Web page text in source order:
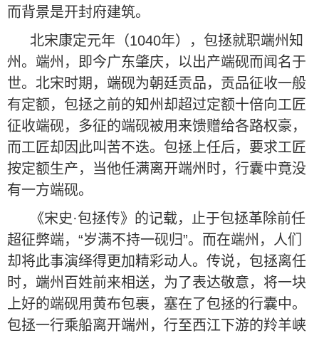
而背景是开封府建筑。
北宋康定元年（1040年），包拯就职端州知
州。端州，即今广东肇庆，以出产端砚而闻名于
世。北宋时期，端砚为朝廷贡品，贡品征收一般
有定额，包拯之前的知州却超过定额十倍向工匠
征收端砚，多征的端砚被用来馈赠给各路权豪，
而工匠却因此叫苦不迭。包拯上任后，要求工匠
按定额生产，当他任满离开端州时，行囊中竟没
有一方端砚。
《宋史·包拯传》的记载，止于包拯革除前任
超征弊端，“岁满不持一砚归”。而在端州，人们
却将此事演绎得更加精彩动人。传说，包拯离任
时，端州百姓前来相送，为了表达敬意，将一块
上好的端砚用黄布包裹，塞在了包拯的行囊中。
包拯一行乘船离开端州，行至西江下游的羚羊峡